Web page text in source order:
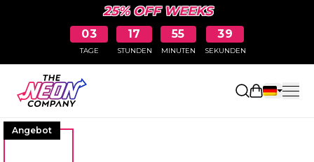
25% OFF WEEKS
03
TAGE
17
STUNDEN
55
MINUTEN
38
SEKUNDEN
Angebot